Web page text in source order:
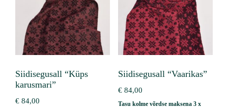
Siidisegusall “Küps
karusmari”
€ 84,00
Siidisegusall “Vaarikas”
€84,00
Tasu kolme võrdse maksena 3 x